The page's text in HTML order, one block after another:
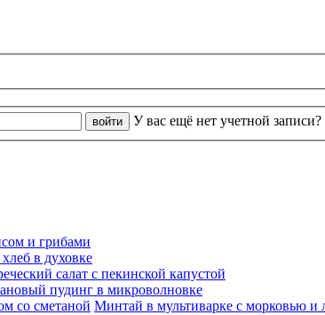
У вас ещё нет учетной записи?
и грибами
в духовке
салат с пекинской капустой
пудинг в микроволновке
Минтай в мультиварке с морковью и